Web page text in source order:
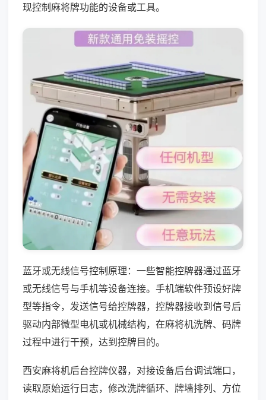
现控制麻将牌功能的设备或工具。
蓝牙或无线信号控制原理：一些智能控牌器通过蓝牙
或无线信号与手机等设备连接。手机端软件预设好牌
型等指令，发送信号给控牌器，控牌器接收到信号后
驱动内部微型电机或机械结构，在麻将机洗牌、码牌
过程中进行干预，达到控牌目的。
西安麻将机后台控牌仪器，对接设备后台调试端口，
读取原始运行日志，修改洗牌循环、牌墙排列、方位